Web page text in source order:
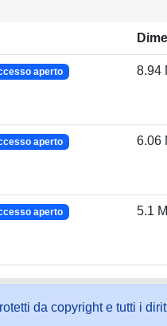
aperto 8.94
aperto 6.06
aperto 5.1
da copyright e tutti i